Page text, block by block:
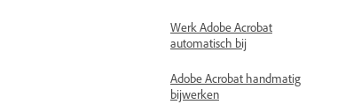
Werk Adobe Acrobat
automatisch bij
Adobe Acrobat handmatig
bijwerken